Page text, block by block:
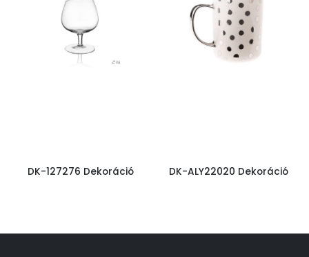
DK-127276 Dekoráció DK-ALY22020 Dekoráció